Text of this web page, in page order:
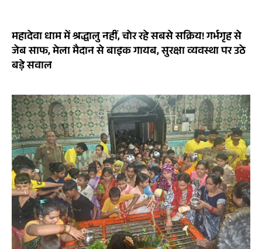
महादेवा धाम में श्रद्धालु नहीं, चोर रहे सबसे सक्रिय! गर्भगृह से
जेब साफ, मेला मैदान से बाइक गायब, सुरक्षा व्यवस्था पर उठे
बड़े सवाल